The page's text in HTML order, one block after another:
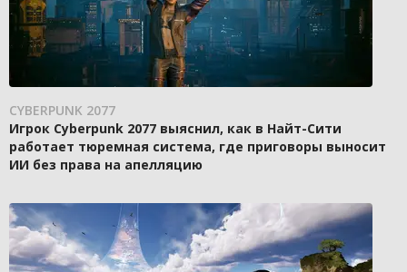
CYBERPUNK 2077
Игрок Cyberpunk 2077 выяснил, как в Найт-Сити
работает тюремная система, где приговоры выносит
ИИ без права на апелляцию